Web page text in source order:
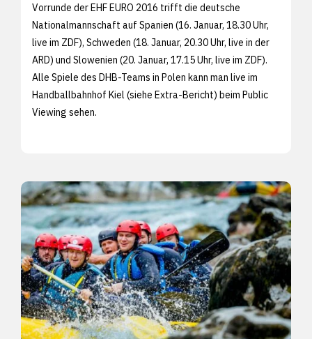
Vorrunde der EHF EURO 2016 trifft die deutsche
Nationalmannschaft auf Spanien (16. Januar, 18.30 Uhr,
live im ZDF), Schweden (18. Januar, 20.30 Uhr, live in der
ARD) und Slowenien (20. Januar, 17.15 Uhr, live im ZDF).
Alle Spiele des DHB-Teams in Polen kann man live im
Handballbahnhof Kiel (siehe Extra-Bericht) beim Public
Viewing sehen.